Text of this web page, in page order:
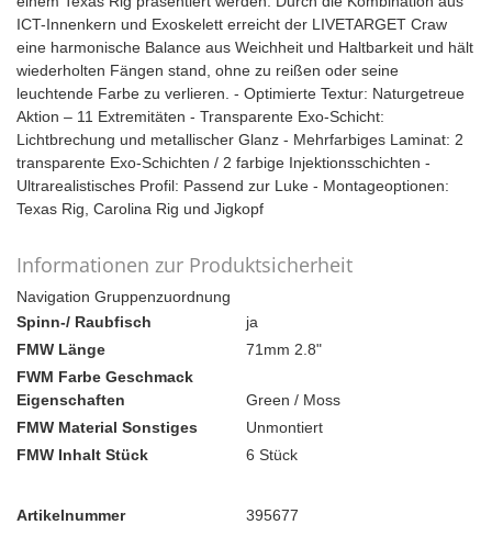
ICT-Innenkern und Exoskelett erreicht der LIVETARGET Craw
eine harmonische Balance aus Weichheit und Haltbarkeit und hält
wiederholten Fängen stand, ohne zu reißen oder seine
leuchtende Farbe zu verlieren. - Optimierte Textur: Naturgetreue
Aktion – 11 Extremitäten - Transparente Exo-Schicht:
Lichtbrechung und metallischer Glanz - Mehrfarbiges Laminat: 2
transparente Exo-Schichten / 2 farbige Injektionsschichten -
Ultrarealistisches Profil: Passend zur Luke - Montageoptionen:
Texas Rig, Carolina Rig und Jigkopf
Informationen zur Produktsicherheit
Navigation Gruppenzuordnung
Spinn-/ Raubfisch
ja
FMW Länge
71mm 2.8"
FWM Farbe Geschmack
Eigenschaften
Green / Moss
FMW Material Sonstiges
Unmontiert
FMW Inhalt Stück
6 Stück
Artikelnummer
395677